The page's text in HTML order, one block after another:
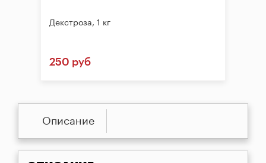
Декстроза, 1 кг
250 руб
Описание